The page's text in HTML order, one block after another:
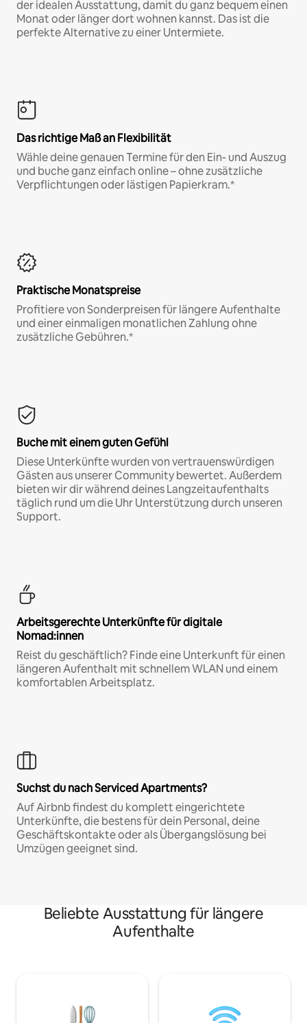
der idealen Ausstattung, damit du ganz bequem einen
Monat oder länger dort wohnen kannst. Das ist die
perfekte Alternative zu einer Untermiete.
Das richtige Maß an Flexibilität
Wähle deine genauen Termine für den Ein- und Auszug
und buche ganz einfach online – ohne zusätzliche
Verpflichtungen oder lästigen Papierkram.*
Praktische Monatspreise
Profitiere von Sonderpreisen für längere Aufenthalte
und einer einmaligen monatlichen Zahlung ohne
zusätzliche Gebühren.*
Buche mit einem guten Gefühl
Diese Unterkünfte wurden von vertrauenswürdigen
Gästen aus unserer Community bewertet. Außerdem
bieten wir dir während deines Langzeitaufenthalts
täglich rund um die Uhr Unterstützung durch unseren
Support.
Arbeitsgerechte Unterkünfte für digitale
Nomad:innen
Reist du geschäftlich? Finde eine Unterkunft für einen
längeren Aufenthalt mit schnellem WLAN und einem
komfortablen Arbeitsplatz.
Suchst du nach Serviced Apartments?
Auf Airbnb findest du komplett eingerichtete
Unterkünfte, die bestens für dein Personal, deine
Geschäftskontakte oder als Übergangslösung bei
Umzügen geeignet sind.
Beliebte Ausstattung für längere
Aufenthalte